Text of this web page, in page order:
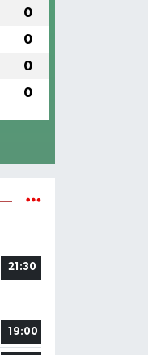
0
0
0
0
21:30
19:00